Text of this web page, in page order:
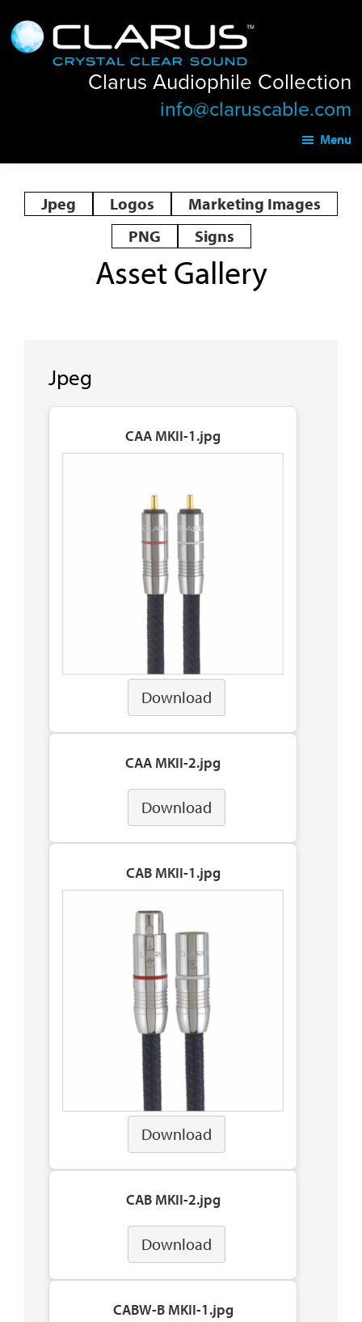
to
main
to
footer
Clarus
Audiophile
Collection
Clarus Audiophile Collection
info@claruscable.com
Menu
Jpeg Logos
Marketing Images
PNG
Signs
Asset Gallery
Jpeg
CAA MKII-1.jpg
Download
CAA MKII-2.jpg
Download
CAB MKII-1.jpg
Download
CAB MKII-2.jpg
Download
CABW-B MKII-1.jpg